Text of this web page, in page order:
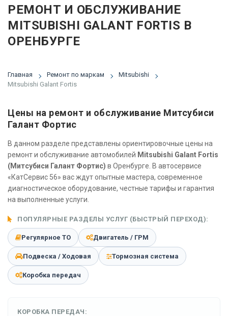
РЕМОНТ И ОБСЛУЖИВАНИЕ
MITSUBISHI GALANT FORTIS В
ОРЕНБУРГЕ
Главная Ремонт по маркам
Mitsubishi
Mitsubishi Galant Fortis
Цены на ремонт и обслуживание Митсубиси
Галант Фортис
В данном разделе представлены ориентировочные цены на
ремонт и обслуживание автомобилей Mitsubishi Galant Fortis
(Митсубиси Галант Фортис) в Оренбурге. В автосервисе
«КатСервис 56» вас ждут опытные мастера, современное
диагностическое оборудование, честные тарифы и гарантия
на выполненные услуги.
ПОПУЛЯРНЫЕ РАЗДЕЛЫ УСЛУГ (БЫСТРЫЙ ПЕРЕХОД):
Регулярное ТО Двигатель / ГРМ
Подвеска / Ходовая Тормозная система
Коробка передач
КОРОБКА ПЕРЕДАЧ: